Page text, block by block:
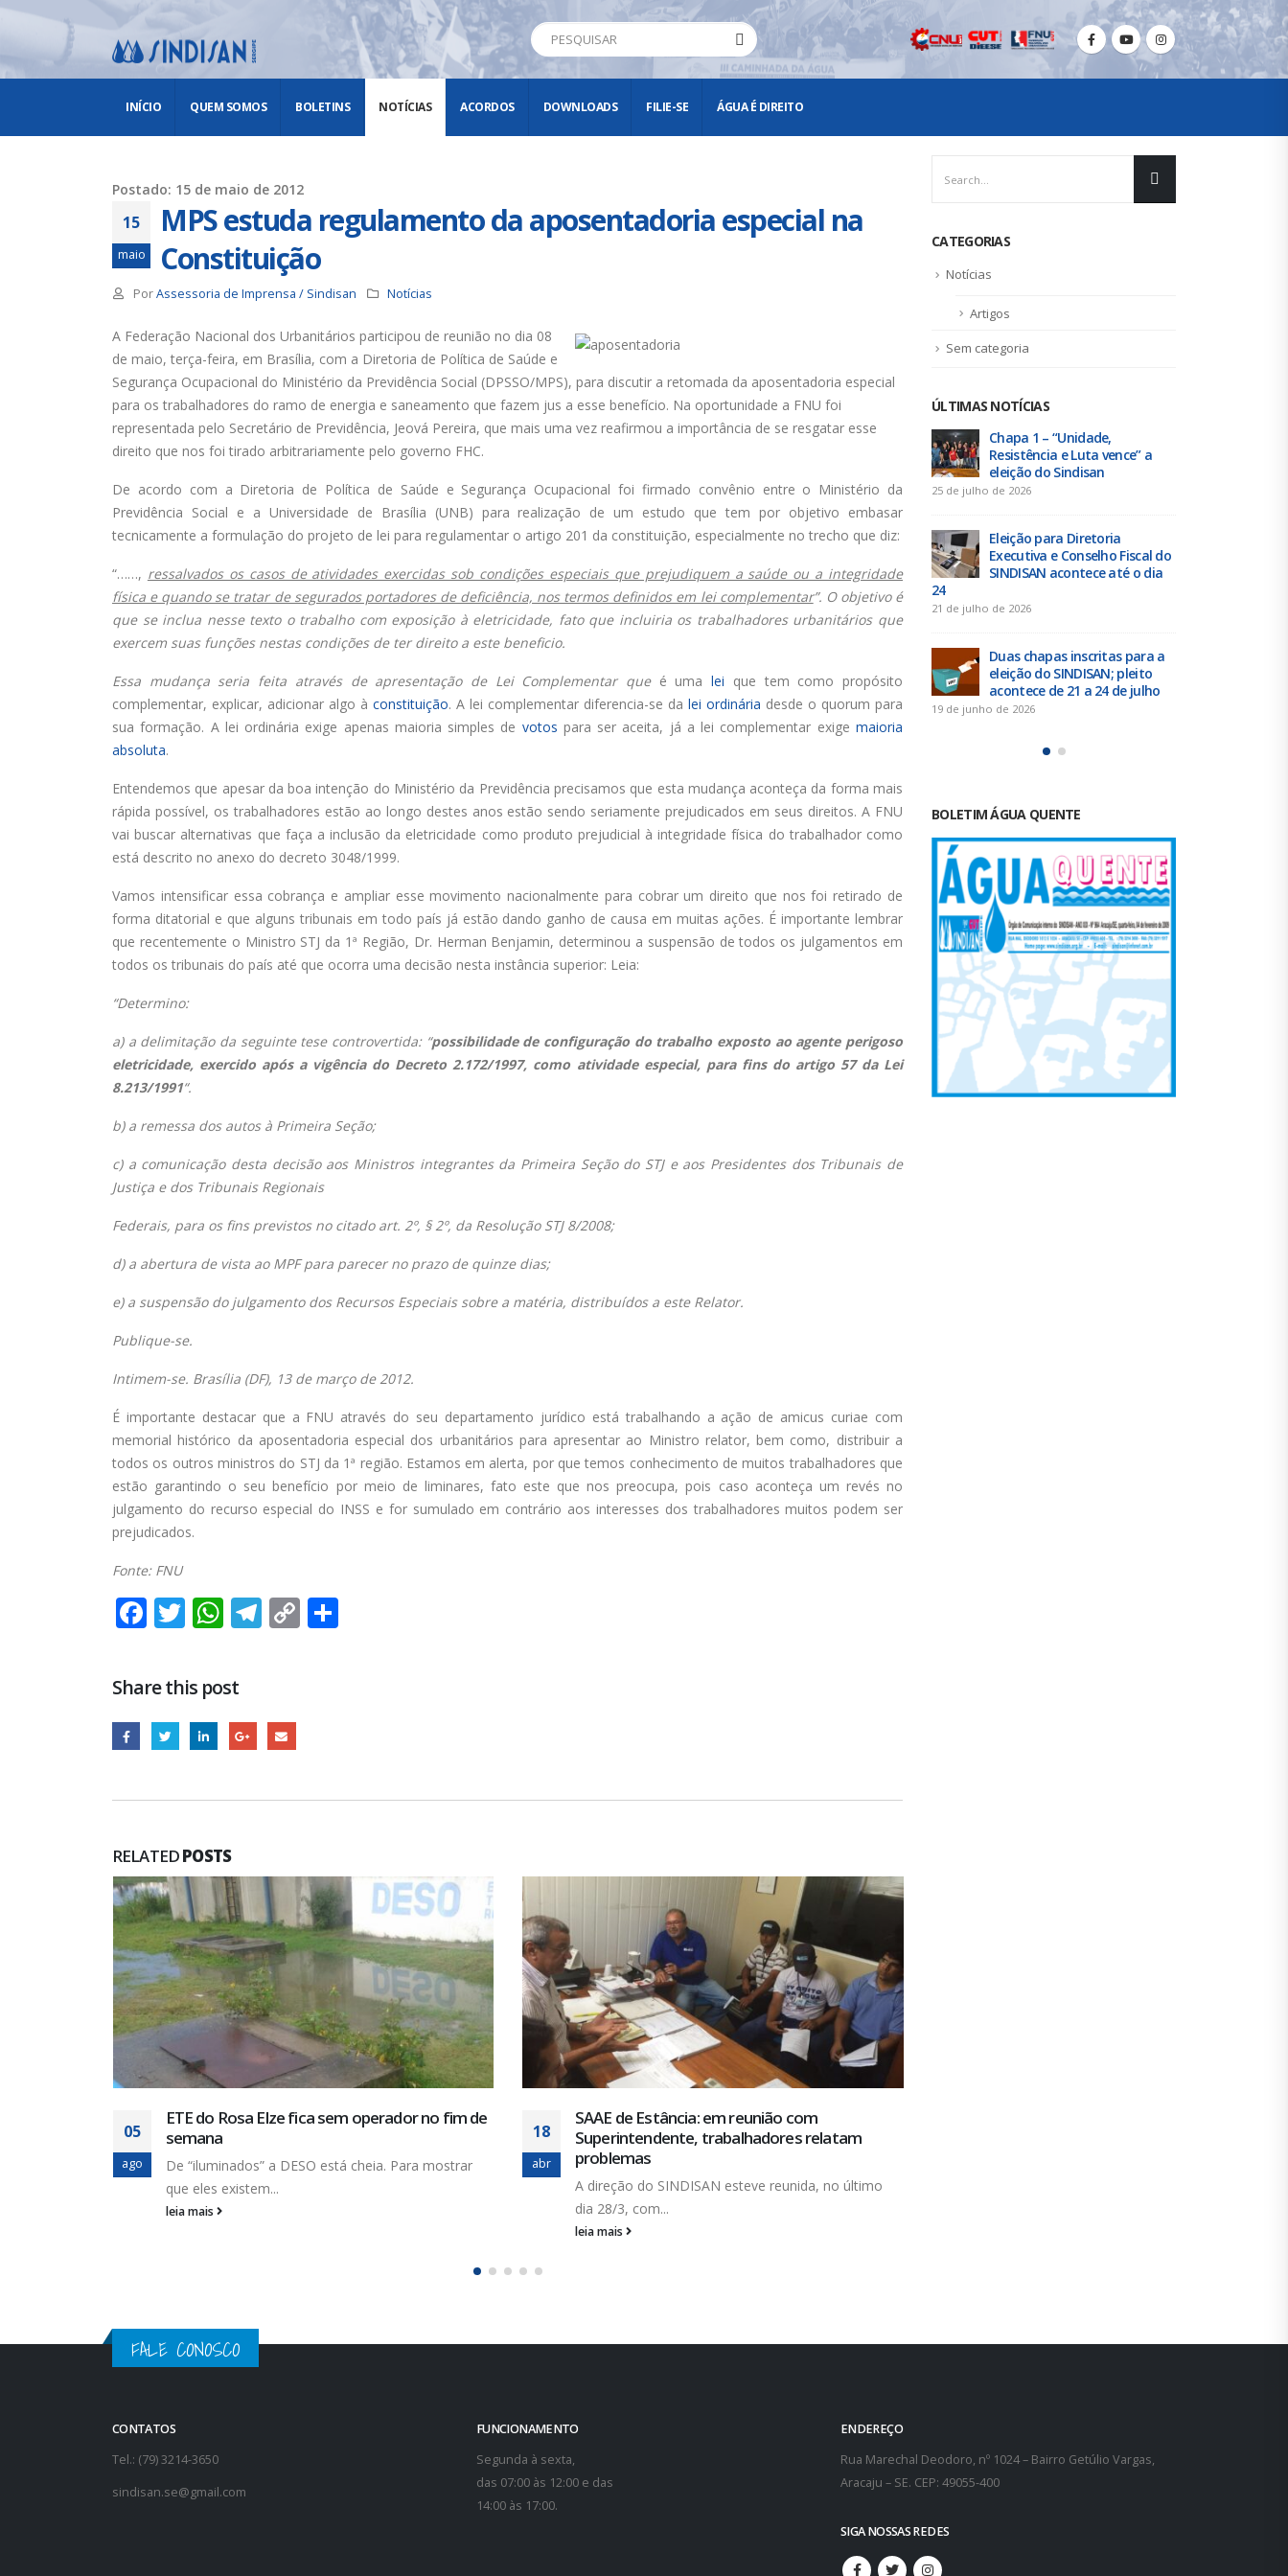
INÍCIO QUEM SOMOS BOLETINS NOTÍCIAS ACORDOS DOWNLOADS FILIE-SE ÁGUA É DIREITO
Postado: 15 de maio de 2012
15
maio
MPS estuda regulamento da aposentadoria especial na
Constituição
PorAssessoria de Imprensa / Sindisan Notícias
A Federação Nacional dos Urbanitários participou de reunião no dia 08
de maio, terça-feira, em Brasília, com a Diretoria de Política de Saúde e
Segurança Ocupacional do Ministério da Previdência Social (DPSSO/MPS), para discutir a retomada da aposentadoria especial
para os trabalhadores do ramo de energia e saneamento que fazem jus a esse benefício. Na oportunidade a FNU foi
representada pelo Secretário de Previdência, Jeová Pereira, que mais uma vez reafirmou a importância de se resgatar esse
direito que nos foi tirado arbitrariamente pelo governo FHC.
De acordo com a Diretoria de Política de Saúde e Segurança Ocupacional foi firmado convênio entre o Ministério da
Previdência Social e a Universidade de Brasília (UNB) para realização de um estudo que tem por objetivo embasar
tecnicamente a formulação do projeto de lei para regulamentar o artigo 201 da constituição, especialmente no trecho que diz:
“……, ressalvados os casos de atividades exercidas sob condições especiais que prejudiquem a saúde ou a integridade
física e quando se tratar de segurados portadores de deficiência, nos termos definidos em lei complementar”. O objetivo é
que se inclua nesse texto o trabalho com exposição à eletricidade, fato que incluiria os trabalhadores urbanitários que
exercem suas funções nestas condições de ter direito a este beneficio.
Essa mudança seria feita através de apresentação de Lei Complementar que é umalei que tem como propósito
complementar, explicar, adicionar algo à constituição. A lei complementar diferencia-se da lei ordinária desde o quorum para
sua formação. A lei ordinária exige apenas maioria simples de votos para ser aceita, já a lei complementar exigemaioria
absoluta.
Entendemos que apesar da boa intenção do Ministério da Previdência precisamos que esta mudança aconteça da forma mais
rápida possível, os trabalhadores estão ao longo destes anos estão sendo seriamente prejudicados em seus direitos. A FNU
vai buscar alternativas que faça a inclusão da eletricidade como produto prejudicial à integridade física do trabalhador como
está descrito no anexo do decreto 3048/1999.
Vamos intensificar essa cobrança e ampliar esse movimento nacionalmente para cobrar um direito que nos foi retirado de
forma ditatorial e que alguns tribunais em todo país já estão dando ganho de causa em muitas ações. É importante lembrar
que recentemente o Ministro STJ da 1ª Região, Dr. Herman Benjamin, determinou a suspensão de todos os julgamentos em
todos os tribunais do país até que ocorra uma decisão nesta instância superior: Leia:
“Determino:
a) a delimitação da seguinte tese controvertida: “possibilidade de configuração do trabalho exposto ao agente perigoso
eletricidade, exercido após a vigência do Decreto 2.172/1997, como atividade especial, para fins do artigo 57 da Lei
8.213/1991“.
b) a remessa dos autos à Primeira Seção;
c) a comunicação desta decisão aos Ministros integrantes da Primeira Seção do STJ e aos Presidentes dos Tribunais de
Justiça e dos Tribunais Regionais
Federais, para os fins previstos no citado art. 2º, § 2º, da Resolução STJ 8/2008;
d) a abertura de vista ao MPF para parecer no prazo de quinze dias;
e) a suspensão do julgamento dos Recursos Especiais sobre a matéria, distribuídos a este Relator.
Publique-se.
Intimem-se. Brasília (DF), 13 de março de 2012.
É importante destacar que a FNU através do seu departamento jurídico está trabalhando a ação de amicus curiae com
memorial histórico da aposentadoria especial dos urbanitários para apresentar ao Ministro relator, bem como, distribuir a
todos os outros ministros do STJ da 1ª região. Estamos em alerta, por que temos conhecimento de muitos trabalhadores que
estão garantindo o seu benefício por meio de liminares, fato este que nos preocupa, pois caso aconteça um revés no
julgamento do recurso especial do INSS e for sumulado em contrário aos interesses dos trabalhadores muitos podem ser
prejudicados.
Fonte: FNU
Facebook
Twitter
WhatsApp
Telegram
Copy
Share this post
RELATEDPOSTS
18
abr
SAAE de Estância: em reunião com
Superintendente, trabalhadores relatam
problemas
A direção do SINDISAN esteve reunida, no último
dia 28/3, com...
28
out
Operadores da Captação da Cabrita pedem
socorro
Os trabalhadores da Captação da Cabrita pedem
socorro! A situação é...
leia mais
CATEGORIAS
Notícias
Artigos
Sem categoria
ÚLTIMAS NOTÍCIAS
Chapa 1 – “Unidade,
Resistência e Luta vence” a
25 de julho de 2026
Eleição para Diretoria
SINDISAN acontece até o dia
24
21 de julho de 2026
Duas chapas inscritas para a
eleição do SINDISAN; pleito
acontece de 21 a 24 de julho
19 de junho de 2026
Urbanitários participam de
reunião do Comitê de
16 de junho de 2026
Trabalhadores da Iguá
contraproposta da empresa
para o ACT 2026-2027
11 de junho de 2026
do SINDISAN é aprovada em
assembleia
2 de junho de 2026
Chapa 1 – “Unidade,
25 de julho de 2026
Eleição para Diretoria
SINDISAN acontece até o dia
24
21 de julho de 2026
eleição do SINDISAN; pleito
acontece de 21 a 24 de julho
19 de junho de 2026
Urbanitários participam de
reunião do Comitê de
Saneamento do ConCidades
16 de junho de 2026
Trabalhadores da Iguá
Sergipe rejeitam
contraproposta da empresa
para o ACT 2026-2027
11 de junho de 2026
Prestação de Contas de 2025
do SINDISAN é aprovada em
assembleia
2 de junho de 2026
BOLETIM ÁGUA QUENTE
FALE CONOSCO
CONTATOS
Tel.: (79) 3214-3650
sindisan.se@gmail.com
FUNCIONAMENTO
Segunda à sexta,
das 07:00 às 12:00 e das
14:00 às 17:00.
ENDEREÇO
Rua Marechal Deodoro, nº 1024 – Bairro Getúlio Vargas,
Aracaju – SE. CEP: 49055-400
SIGA NOSSAS REDES